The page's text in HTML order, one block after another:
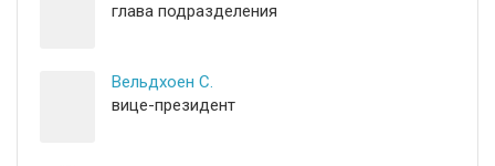
глава подразделения
Вельдхоен С.
вице-президент